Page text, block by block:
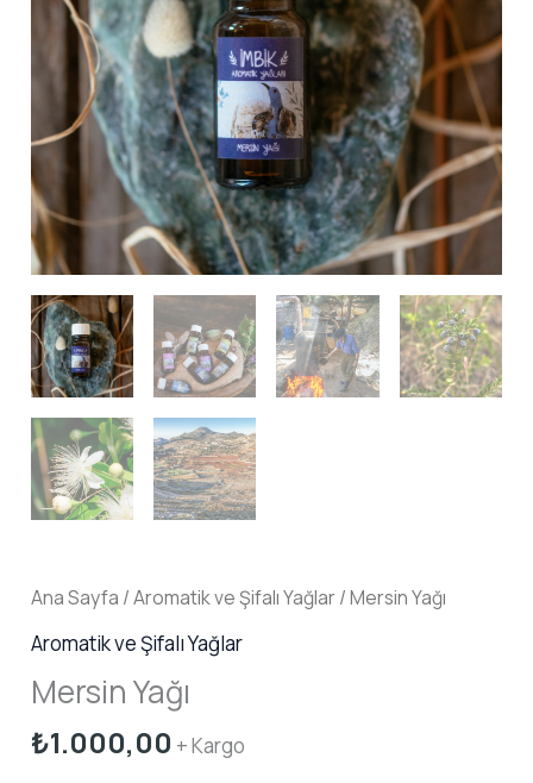
Ana Sayfa /Aromatik ve Şifalı Yağlar / Mersin Yağı
Aromatik ve Şifalı Yağlar
Mersin Yağı
₺1.000,00 + Kargo